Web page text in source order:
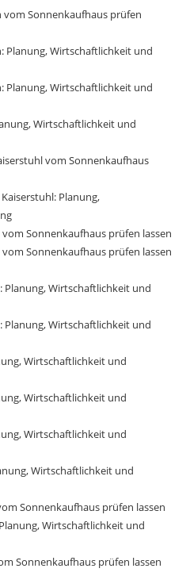
vom Sonnenkaufhaus prüfen
Planung, Wirtschaftlichkeit und
Planung, Wirtschaftlichkeit und
Wirtschaftlichkeit und
vom Sonnenkaufhaus
Planung,
Sonnenkaufhaus prüfen lassen
Sonnenkaufhaus prüfen lassen
Planung, Wirtschaftlichkeit und
Planung, Wirtschaftlichkeit und
Wirtschaftlichkeit und
Wirtschaftlichkeit und
Wirtschaftlichkeit und
Wirtschaftlichkeit und
Sonnenkaufhaus prüfen lassen
Wirtschaftlichkeit und
Sonnenkaufhaus prüfen lassen